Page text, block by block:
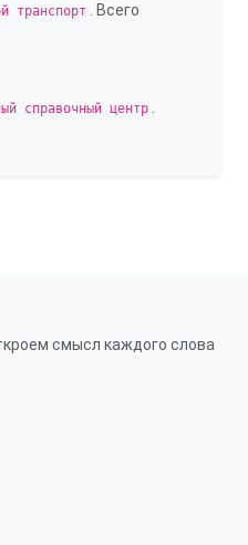
транспорт
. Всего
справочный центр
смысл каждого слова